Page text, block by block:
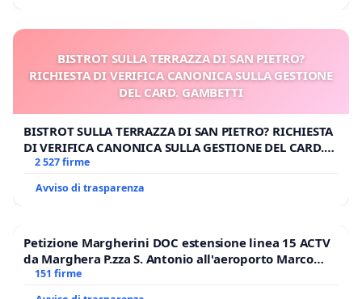
BISTROT SULLA TERRAZZA DI SAN PIETRO?
RICHIESTA DI VERIFICA CANONICA SULLA GESTIONE
DEL CARD. GAMBETTI
BISTROT SULLA TERRAZZA DI SAN PIETRO? RICHIESTA
DI VERIFICA CANONICA SULLA GESTIONE DEL CARD.
GAMBETTI
2 527 firme
Avviso di trasparenza
Petizione Margherini DOC estensione linea 15 ACTV
da Marghera P.zza S. Antonio all'aeroporto Marco
Polo tariffa a € 1,50
151 firme